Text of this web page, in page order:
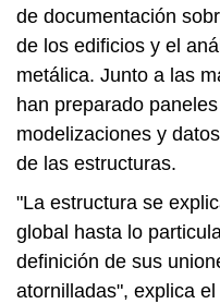
de documentación
de los edificios y el
metálica. Junto a las
han preparado
modelizaciones y
de las estructuras.
"La estructura se
global hasta lo
definición de sus
atornilladas", explica